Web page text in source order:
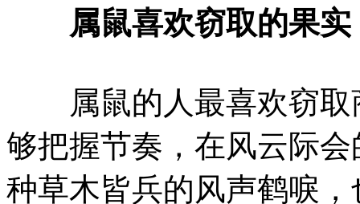
属鼠喜欢窃取的果实
属鼠的人最喜欢窃取
够把握节奏，在风云际
种草木皆兵的风声鹤唳